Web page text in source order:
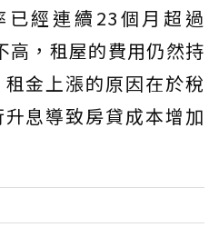
經連續23個月超過
高，租屋的費用仍然持
金上漲的原因在於稅
息導致房貸成本增加